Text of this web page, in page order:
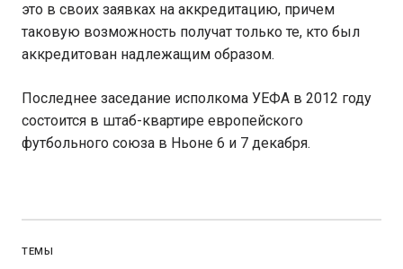
это в своих заявках на аккредитацию, причем
таковую возможность получат только те, кто был
аккредитован надлежащим образом.
Последнее заседание исполкома УЕФА в 2012 году
состоится в штаб-квартире европейского
футбольного союза в Ньоне 6 и 7 декабря.
ТЕМЫ